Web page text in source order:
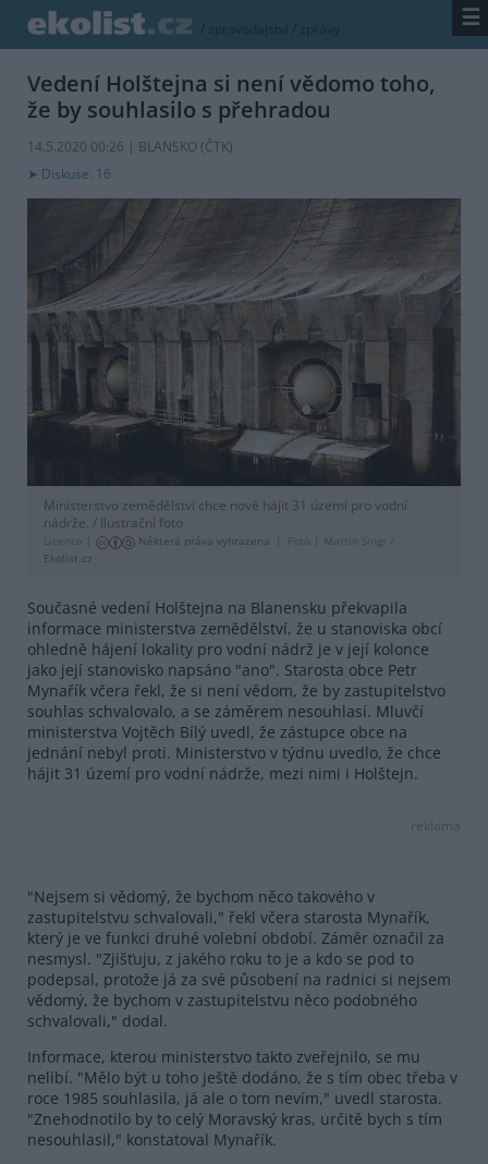
/ zpravodajství / zprávy ☰
Vedení Holštejna si není vědomo toho,
že by souhlasilo s přehradou
14.5.2020 00:26 | BLANSKO (ČTK)
Diskuse: 16
Ministerstvo zemědělství chce nově hájit 31 území pro vodní
nádrže. / Ilustrační foto
Licence | Některá práva vyhrazena Foto |
Martin Singr /
Ekolist.cz
Současné vedení Holštejna na Blanensku překvapila
informace ministerstva zemědělství, že u stanoviska obcí
ohledně hájení lokality pro vodní nádrž je v její kolonce
jako její stanovisko napsáno "ano". Starosta obce Petr
Mynařík včera řekl, že si není vědom, že by zastupitelstvo
souhlas schvalovalo, a se záměrem nesouhlasí. Mluvčí
ministerstva Vojtěch Bílý uvedl, že zástupce obce na
jednání nebyl proti. Ministerstvo v týdnu uvedlo, že chce
hájit 31 území pro vodní nádrže, mezi nimi i Holštejn.
reklama
"Nejsem si vědomý, že bychom něco takového v
zastupitelstvu schvalovali," řekl včera starosta Mynařík,
který je ve funkci druhé volební období. Záměr označil za
nesmysl. "Zjišťuju, z jakého roku to je a kdo se pod to
podepsal, protože já za své působení na radnici si nejsem
vědomý, že bychom v zastupitelstvu něco podobného
schvalovali," dodal.
Informace, kterou ministerstvo takto zveřejnilo, se mu
nelíbí. "Mělo být u toho ještě dodáno, že s tím obec třeba v
roce 1985 souhlasila, já ale o tom nevím," uvedl starosta.
"Znehodnotilo by to celý Moravský kras, určitě bych s tím
nesouhlasil," konstatoval Mynařík.